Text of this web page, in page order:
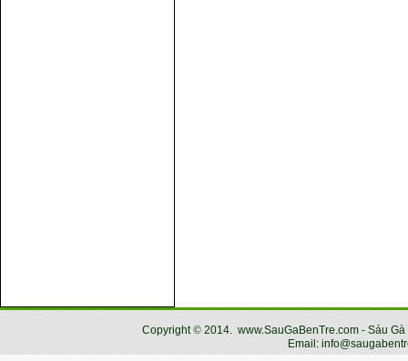
Copyright© 2014. www.SauGaBenTre.com - Sáu
Email: